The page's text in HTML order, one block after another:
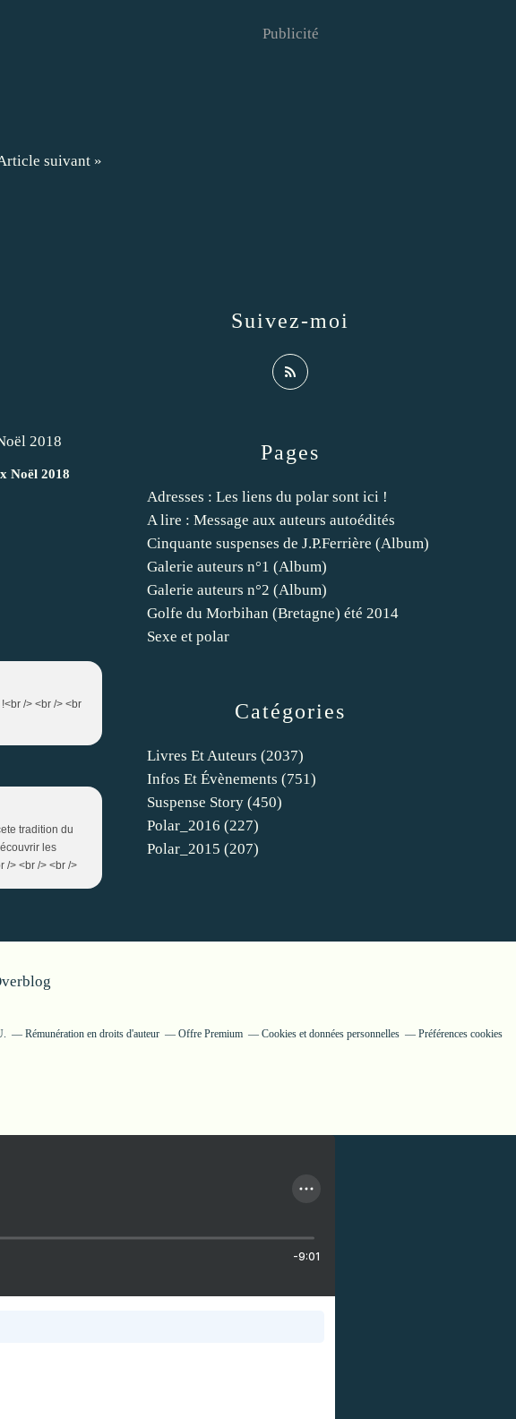
suivant »
Noël 2018
/> <br /> <br
tradition du
les
/> <br /> <br />
Catégories
Livres Et Auteurs (2037)
Infos Et Évènements (751)
Suspense Story (450)
Polar_2016 (227)
Polar_2015 (207)
Pages
Adresses : Les liens du polar sont ici !
A lire : Message aux auteurs autoédités
Cinquante suspenses de J.P.Ferrière (Album)
Galerie auteurs n°1 (Album)
Galerie auteurs n°2 (Album)
Golfe du Morbihan (Bretagne) été 2014
Sexe et polar
Suivez-moi
Publicité
Rémunération en droits d'auteur Offre Premium Cookies et données personnelles Préférences cookies
-9:01